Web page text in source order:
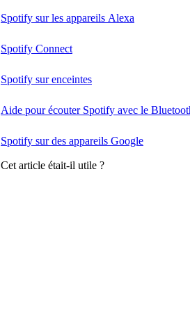
Spotify sur les appareils Alexa
Spotify Connect
Spotify sur enceintes
Aide pour écouter Spotify avec le
Spotify sur des appareils Google
Cet article était-il utile ?